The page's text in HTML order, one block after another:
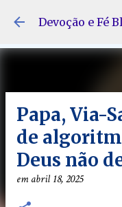
Pular
Devoção e Fé
Papa, Via-
de
Deus não
emabril 18, 2025